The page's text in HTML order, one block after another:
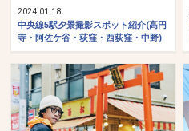
2024.01.18
中央線5駅夕景撮影スポット紹介(高円
寺・阿佐ケ谷・荻窪・西荻窪・中野)